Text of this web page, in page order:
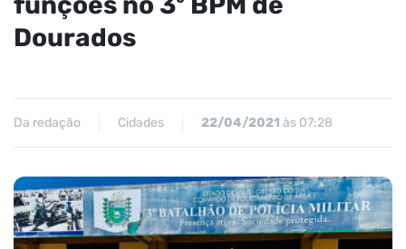
Dourados
Da redação Cidades 22/04/2021 às 07:28